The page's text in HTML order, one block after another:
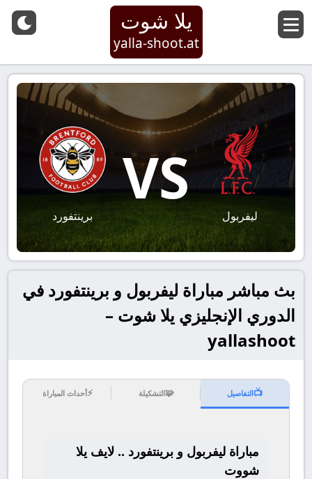
يلا شوت
yalla-shoot.at
ليفربول
VS
برينتفورد
بث مباشر مباراة ليفربول و برينتفورد في
الدوري الإنجليزي يلا شوت –
yallashoot
📺التفاصيل 🧩التشكيلة ⚡أحداث المباراة
مباراة ليفربول و برينتفورد .. لايف يلا
شووت